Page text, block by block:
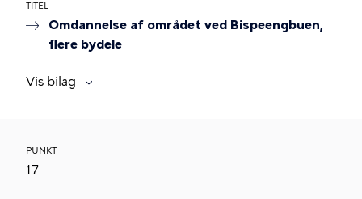
TITEL
Omdannelse af området ved Bispeengbuen,
flere bydele
Vis bilag
PUNKT
17